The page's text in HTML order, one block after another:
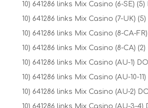
10) 641286 links Mix Casino (6-SE)
10) 641286 links Mix Casino (7-UK)
10) 641286 links Mix Casino (8-CA-
10) 641286 links Mix Casino (8-CA)
10) 641286 links Mix Casino (AU-1)
10) 641286 links Mix Casino (AU-10-
10) 641286 links Mix Casino (AU-2)
10) 641286 links Mix Casino (AU-3-4)